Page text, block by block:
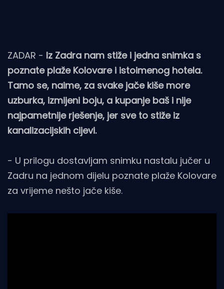
ZADAR - Iz Zadra nam stiže i jedna snimka s
poznate plaže Kolovare i istoimenog hotela.
Tamo se, naime, za svake jače kiše more
uzburka, izmijeni boju, a kupanje baš i nije
najpametnije rješenje, jer sve to stiže iz
kanalizacijskih cijevi.
- U prilogu dostavljam snimku nastalu jučer u
Zadru na jednom dijelu poznate plaže Kolovare
za vrijeme nešto jače kiše.